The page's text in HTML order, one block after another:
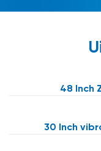
48 Inch
30 Inch